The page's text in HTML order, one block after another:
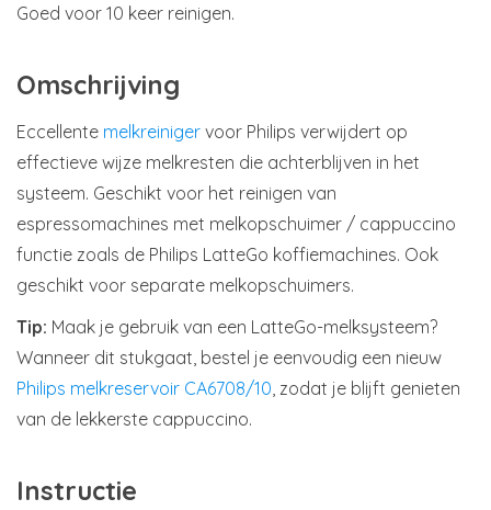
Goed voor 10 keer reinigen.
Omschrijving
Eccellente melkreiniger voor Philips verwijdert op
effectieve wijze melkresten die achterblijven in het
systeem. Geschikt voor het reinigen van
espressomachines met melkopschuimer / cappuccino
functie zoals de Philips LatteGo koffiemachines. Ook
geschikt voor separate melkopschuimers.
Tip: Maak je gebruik van een LatteGo-melksysteem?
Wanneer dit stukgaat, bestel je eenvoudig een nieuw
Philips melkreservoir CA6708/10, zodat je blijft genieten
van de lekkerste cappuccino.
Instructie